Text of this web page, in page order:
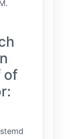
of